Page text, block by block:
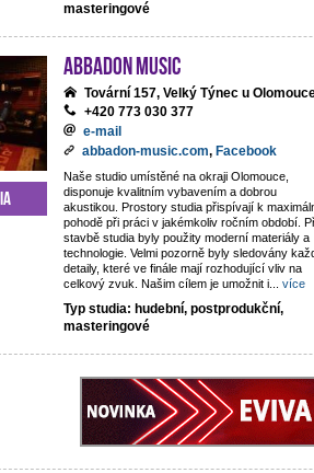
masteringové
ABBADON Music
Tovární 157, Velký Týnec u
+420 773 030 377
e-mail
abbadon-music.com, Facebook
Naše studio umístěné na okraji Olomouce,
disponuje kvalitním vybavením a dobrou
akustikou. Prostory studia přispívají k
pohodě při práci v jakémkoliv ročním období.
stavbě studia byly použity moderní materiály a
technologie. Velmi pozorně byly sledovány
detaily, které ve finále mají rozhodující vliv na
celkový zvuk. Našim cílem je umožnit i
více
Typ studia: hudební, postprodukční,
masteringové